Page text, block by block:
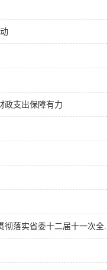
政支出保障有力
落实省委十二届十一次全...